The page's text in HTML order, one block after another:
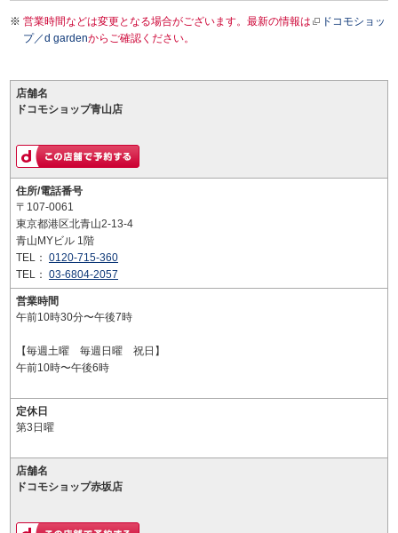
営業時間などは変更となる場合がございます。最新の情報は
ドコモショッ
プ／d gardenからご確認ください。
店舗名
ドコモショップ青山店
住所/電話番号
〒107-0061
東京都港区北青山2-13-4
青山MYビル 1階
TEL： 0120-715-360
TEL： 03-6804-2057
営業時間
午前10時30分〜午後7時
【毎週土曜 毎週日曜 祝日】
午前10時〜午後6時
定休日
第3日曜
店舗名
ドコモショップ赤坂店